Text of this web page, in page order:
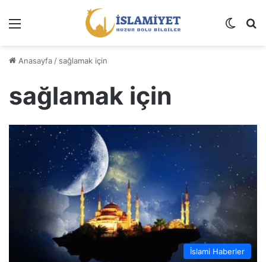
Dış
Anasayfa / sağlamak için
sağlamak için
İslami Haberler